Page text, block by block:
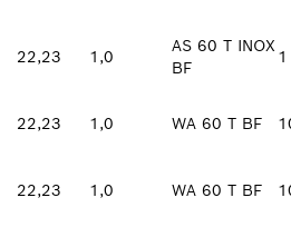
22,23 1,0
AS 60 T INOX
BF
22,23 1,0 WA 60 T BF
22,23 1,0 WA 60 T BF